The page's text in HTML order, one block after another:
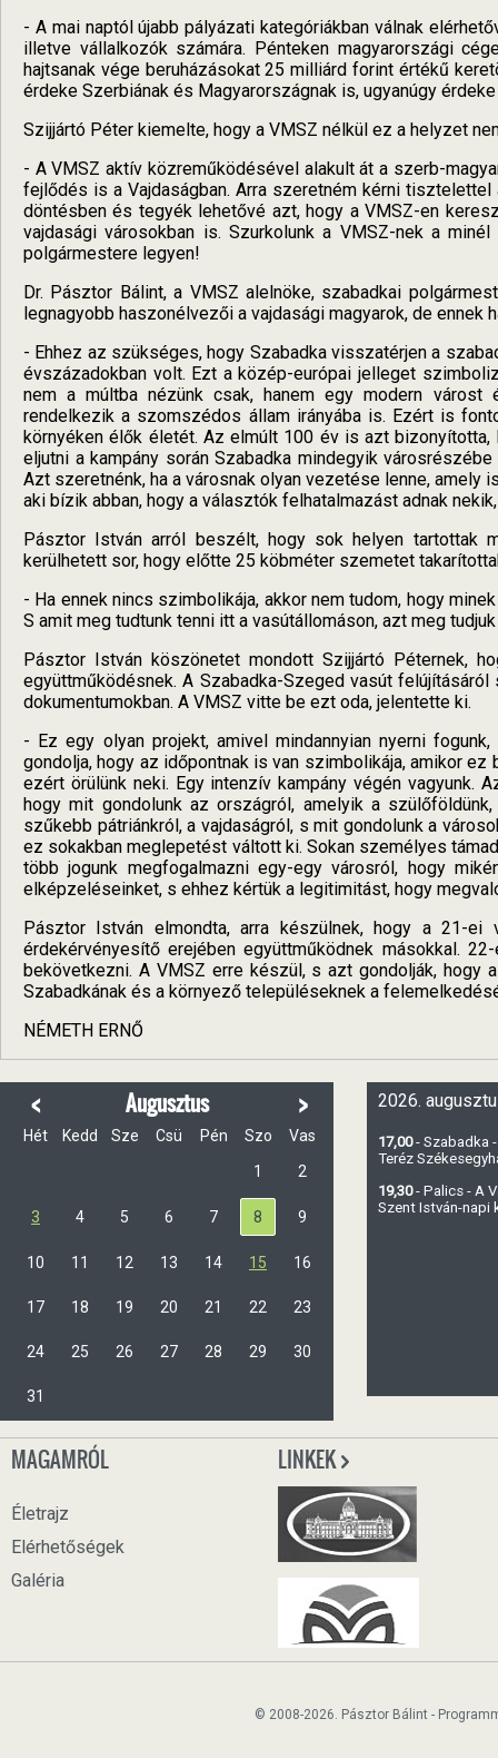
- A mai naptól újabb pályázati kategóriákban válnak
illetve vállalkozók számára. Pénteken magyarországi
hajtsanak vége beruházásokat 25 milliárd forint értékű
érdeke Szerbiának és Magyarországnak is, ugyanúgy
Szijjártó Péter kiemelte, hogy a VMSZ nélkül ez a helyzet
- A VMSZ aktív közreműködésével alakult át a szerb-
fejlődés is a Vajdaságban. Arra szeretném kérni
döntésben és tegyék lehetővé azt, hogy a VMSZ-en
vajdasági városokban is. Szurkolunk a VMSZ-nek a
polgármestere legyen!
Dr. Pásztor Bálint, a VMSZ alelnöke, szabadkai
legnagyobb haszonélvezői a vajdasági magyarok, de
- Ehhez az szükséges, hogy Szabadka visszatérjen a
évszázadokban volt. Ezt a közép-európai jelleget
nem a múltba nézünk csak, hanem egy modern várost
rendelkezik a szomszédos állam irányába is. Ezért is
környéken élők életét. Az elmúlt 100 év is azt
eljutni a kampány során Szabadka mindegyik
Azt szeretnénk, ha a városnak olyan vezetése lenne,
aki bízik abban, hogy a választók felhatalmazást adnak
Pásztor István arról beszélt, hogy sok helyen tartottak
kerülhetett sor, hogy előtte 25 köbméter szemetet
- Ha ennek nincs szimbolikája, akkor nem tudom, hogy
S amit meg tudtunk tenni itt a vasútállomáson, azt meg
Pásztor István köszönetet mondott Szijjártó Péternek,
együttműködésnek. A Szabadka-Szeged vasút
dokumentumokban. A VMSZ vitte be ezt oda, jelentette ki.
- Ez egy olyan projekt, amivel mindannyian nyerni
gondolja, hogy az időpontnak is van szimbolikája, amikor
ezért örülünk neki. Egy intenzív kampány végén vagyunk.
hogy mit gondolunk az országról, amelyik a
szűkebb pátriánkról, a vajdaságról, s mit gondolunk a
ez sokakban meglepetést váltott ki. Sokan személyes
több jogunk megfogalmazni egy-egy városról, hogy
elképzeléseinket, s ehhez kértük a legitimitást, hogy
Pásztor István elmondta, arra készülnek, hogy a 21-
érdekérvényesítő erejében együttműködnek másokkal.
bekövetkezni. A VMSZ erre készül, s azt gondolják, hogy
Szabadkának és a környező településeknek a
NÉMETH ERNŐ
< Augusztus >
Hét Kedd Sze Csü Pén Szo
Vas
1
2
3 4 5 6 7 8 9
10 11 12 13 14 15 16
17 18 19 20 21 22 23
24 25 26 27 28 29 30
31
2026.
17,00- Szabadka
Teréz
19,30- Palics - A
Szent István-napi
MAGAMRÓL
Életrajz
Elérhetőségek
Galéria
LINKEK
© 2008-2026. Pásztor Bálint -